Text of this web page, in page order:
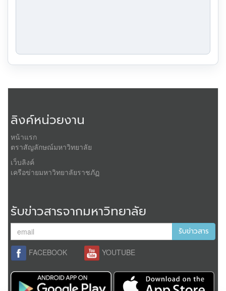
ลิงค์หน่วยงาน
หน้าแรก
ตราสัญลักษณ์มหาวิทยาลัย
เว็บลิงค์
เครือข่ายมหาวิทยาลัยราชภัฏ
รับข่าวสารจากมหาวิทยาลัย
รับข่าวสาร
FACEBOOK YOUTUBE